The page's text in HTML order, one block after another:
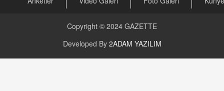
Değişen yapısıyla Suriye
GÜNLÜK BURÇ YORUMU
Günlük Burç Yorumu | 22 Kasım 2024: Koç,
Copyright © 2024 GAZETTE
Developed By 2ADAM YAZILIM